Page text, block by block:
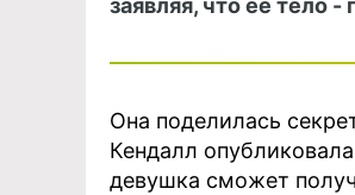
заявляя, что ее тело
Она поделилась
Кендалл
девушка сможет